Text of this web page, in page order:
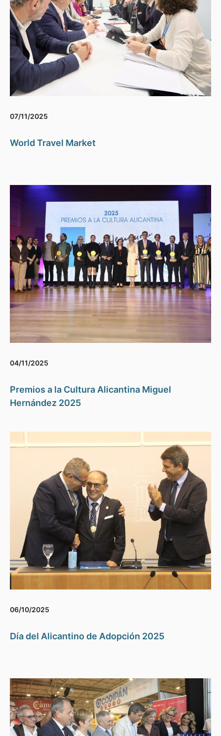
07/11/2025
World Travel Market
04/11/2025
Premios a la Cultura Alicantina Miguel
Hernández 2025
06/10/2025
Día del Alicantino de Adopción 2025